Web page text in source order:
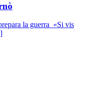
la guerra «Si vis